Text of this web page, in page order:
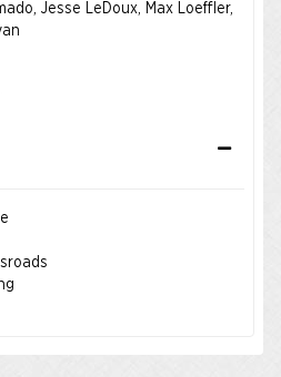
Jesse LeDoux, Max Loeffler,